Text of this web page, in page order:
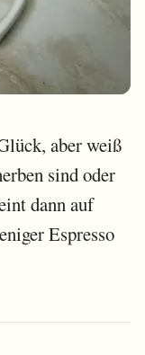
aber weiß
sind oder
dann auf
Espresso